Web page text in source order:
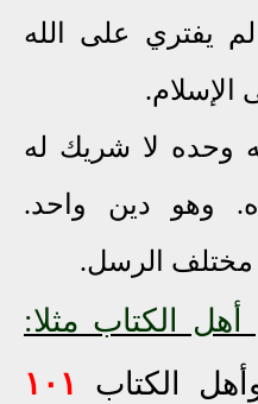
يفتري على الله
الإسلام.
وحده لا شريك له
وهو دين واحد.
مختلف الرسل.
الكتاب مثلا:
الكتاب
١٠١